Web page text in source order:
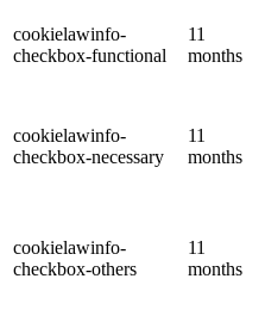
cookielawinfo-
checkbox-functional
11
months
cookielawinfo-
checkbox-necessary
11
months
cookielawinfo-
checkbox-others
11
months